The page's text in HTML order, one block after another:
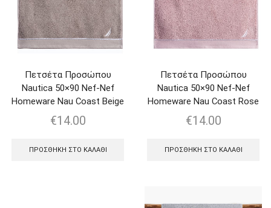
Πετσέτα Προσώπου
Nautica 50×90 Nef-Nef
Homeware Nau Coast Beige
€14.00
ΠΡΟΣΘΉΚΗ ΣΤΟ ΚΑΛΆΘΙ
Πετσέτα Προσώπου
Nautica 50×90 Nef-Nef
Homeware Nau Coast Rose
€14.00
ΠΡΟΣΘΉΚΗ ΣΤΟ ΚΑΛΆΘΙ